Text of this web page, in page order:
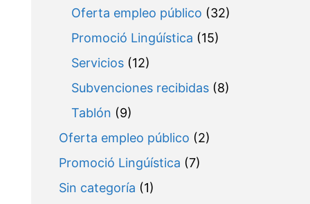
Oferta empleo público (32)
Promoció Lingúística (15)
Servicios(12)
Subvenciones recibidas(8)
Tablón (9)
Oferta empleo público (2)
Promoció Lingúística (7)
Sin categoría (1)